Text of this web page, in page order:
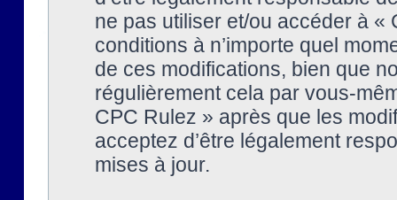
ne pas utiliser et/ou accéder à
conditions à n’importe quel
de ces modifications, bien que
régulièrement cela par vous-
CPC Rulez » après que les
acceptez d’être légalement
mises à jour.